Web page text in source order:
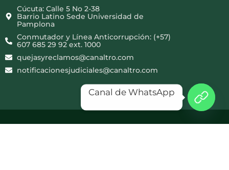
Cúcuta: Calle 5 No 2-38
Barrio Latino Sede Universidad de
Pamplona
Conmutador y Línea Anticorrupción: (+57)
607 685 29 92 ext. 1000
quejasyreclamos@canaltro.com
notificacionesjudiciales@canaltro.com
Canal de WhatsApp